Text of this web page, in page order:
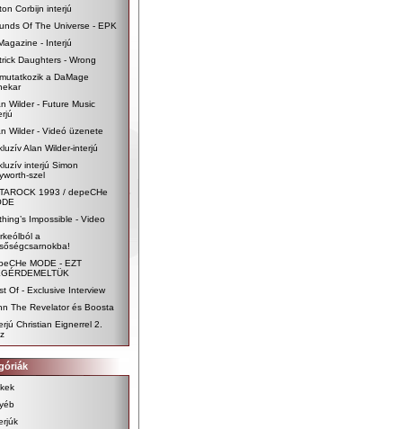
Corbijn interjú
Of The Universe - EPK
- Interjú
Daughters - Wrong
a DaMage
Wilder - Future Music
Wilder - Videó üzenete
Alan Wilder-interjú
interjú Simon
szel
1993 / depeCHe
Impossible - Video
a
MODE - EZT
Of - Exclusive Interview
The Revelator és Boosta
Christian Eignerrel 2.